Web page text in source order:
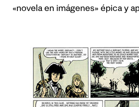
«novela en imágenes» épica y